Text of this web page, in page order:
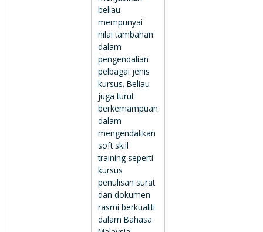
beliau
mempunyai
nilai tambahan
dalam
pengendalian
pelbagai jenis
kursus. Beliau
juga turut
berkemampuan
dalam
mengendalikan
soft skill
training seperti
kursus
penulisan surat
dan dokumen
rasmi berkualiti
dalam Bahasa